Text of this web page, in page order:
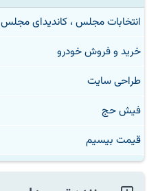
انتخابات مجلس ، کاندیدای مجلس
خرید و فروش خودرو
طراحی سایت
فیش حج
قیمت بیسیم